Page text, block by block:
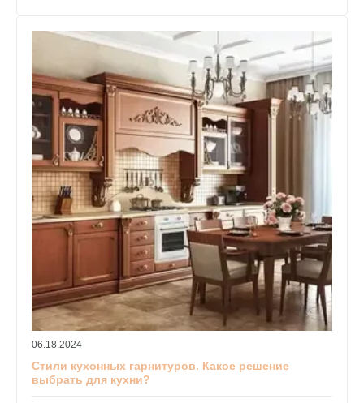
06.18.2024
Стили кухонных гарнитуров. Какое решение
выбрать для кухни?